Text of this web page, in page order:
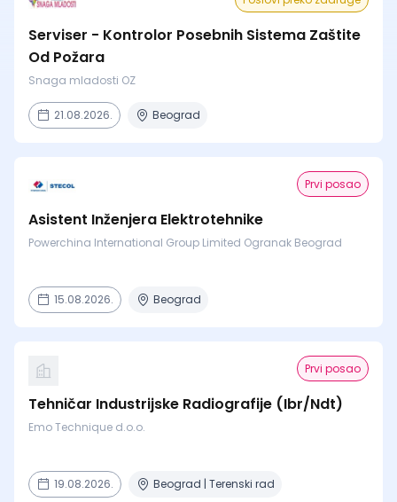
Serviser - Kontrolor Posebnih Sistema Zaštite
Od Požara
Snaga mladosti OZ
21.08.2026. Beograd
Prvi posao
Asistent Inženjera Elektrotehnike
Powerchina International Group Limited Ogranak Beograd
15.08.2026. Beograd
Prvi posao
Tehničar Industrijske Radiografije (Ibr/Ndt)
Emo Technique d.o.o.
19.08.2026. Beograd | Terenski rad